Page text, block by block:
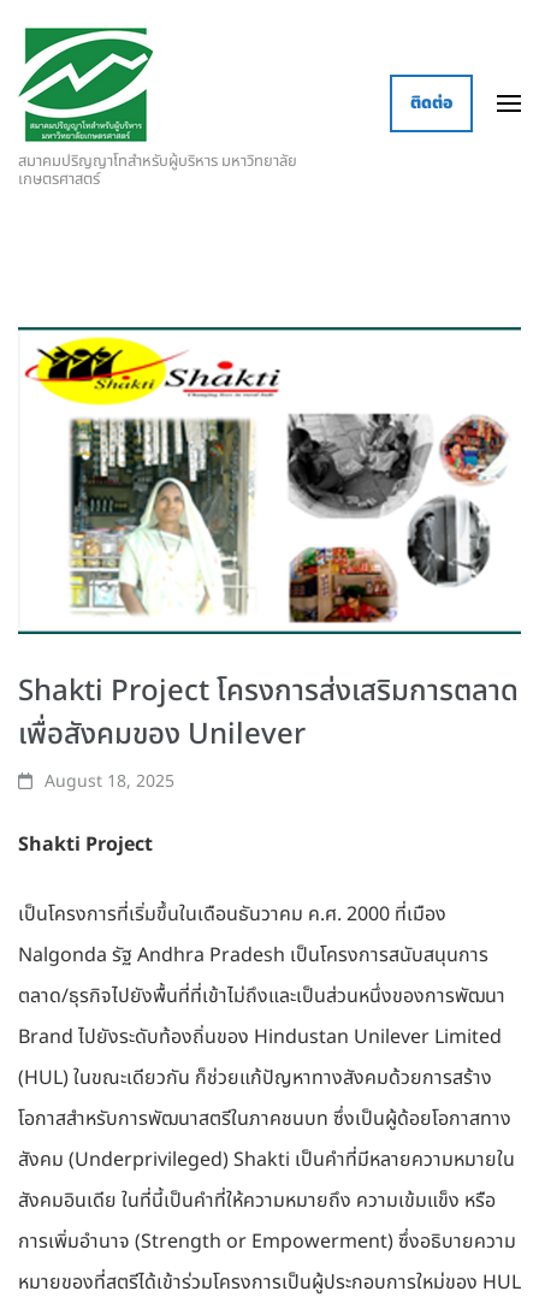
สมาคมปริญญาโทสำหรับผู้บริหาร มหาวิทยาลัย
เกษตรศาสตร์
ติดต่อ
Shakti Project โครงการส่งเสริมการตลาด
เพื่อสังคมของ Unilever
August 18, 2025
Shakti Project
เป็นโครงการที่เริ่มขึ้นในเดือนธันวาคม ค.ศ. 2000 ที่เมือง
Nalgonda รัฐ Andhra Pradesh เป็นโครงการสนับสนุนการ
ตลาด/ธุรกิจไปยังพื้นที่ที่เข้าไม่ถึงและเป็นส่วนหนึ่งของการพัฒนา
Brand ไปยังระดับท้องถิ่นของ Hindustan Unilever Limited
(HUL) ในขณะเดียวกัน ก็ช่วยแก้ปัญหาทางสังคมด้วยการสร้าง
โอกาสสำหรับการพัฒนาสตรีในภาคชนบท ซึ่งเป็นผู้ด้อยโอกาสทาง
สังคม (Underprivileged) Shakti เป็นคำที่มีหลายความหมายใน
สังคมอินเดีย ในที่นี้เป็นคำที่ให้ความหมายถึง ความเข้มแข็ง หรือ
การเพิ่มอำนาจ (Strength or Empowerment) ซึ่งอธิบายความ
หมายของที่สตรีได้เข้าร่วมโครงการเป็นผู้ประกอบการใหม่ของ HUL